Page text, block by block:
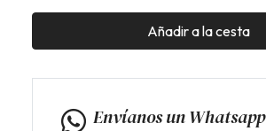
Añadir a la cesta
Envíanos un Whatsapp